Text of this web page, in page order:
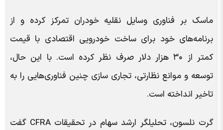
ماسک بر فناوری وسایل نقلیه خودران تمرکز کرده و از
برنامه‌های خود برای ساخت خودرویی اقتصادی با قیمت
کمتر از ۳۰ هزار دلار صرف نظر کرده است. با این حال،
توسعه و موانع نظارتی، تجاری سازی چنین فناوری‌هایی را به
تاخیر انداخته است.
گرت نلسون، تحلیلگر ارشد سهام در تحقیقات CFRA گفت